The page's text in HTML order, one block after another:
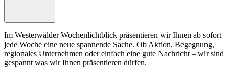
Im Westerwälder Wochenlichtblick präsentieren wir Ihnen ab sofort
jede Woche eine neue spannende Sache. Ob Aktion, Begegnung,
regionales Unternehmen oder einfach eine gute Nachricht – wir sind
gespannt was wir Ihnen präsentieren dürfen.